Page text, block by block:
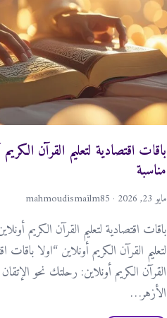
باقات اقتصادية لتعليم القرآن
مناسبة
مايو 23, 2026 · mahmoudismailm85
باقات اقتصادية لتعليم القرآن الكريم
لتعليم القرآن الكريم أونلاين “اولا باقات
القرآن الكريم أونلاين: رحلتك نحو
الأزهر…